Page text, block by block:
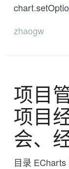
zhaogw
项目
项目
会、
目录